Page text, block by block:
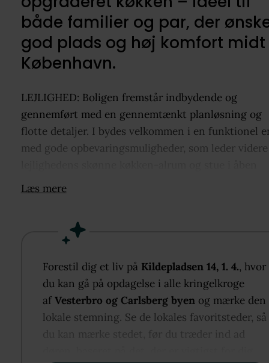
både familier og par, der
god plads og høj komfort midt
København.
LEJLIGHED: Boligen fremstår indbydende og
gennemført med en gennemtænkt planløsning og
flotte detaljer. I bydes velkommen i en funktionel
med gode opbevaringsmuligheder, som leder
forbindelse – et naturligt samlingspunkt med
&SHUFL i gule og grå nuancer samt en elegant
smukt og tidløst, samtidig med at det tilbyder god
bordplads og masser af opbevaring. Fra alrummet
udgang til lejlighedens ene altan med kig til den
grønne gård.
Lejligheden rummer herudover tre rummelige
Læs mere
Forestil dig et liv på Kildepladsen 14, 1. 4., hvor
du kan gå på opdagelse i alle kringelkroge
afVesterbro og Carlsberg byen og mærke den
lokale stemning. Se de lokales favoritsteder, så
du kan mærke stedet, før du træder ind ad